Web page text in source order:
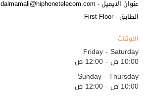
عنوان الايميل - dalmamall@hiphonetelecom.com
الطابق - First Floor
الأوقات
Friday - Saturday
10:00 ص - 12:00 ص
Sunday - Thursday
10:00 ص - 12:00 ص